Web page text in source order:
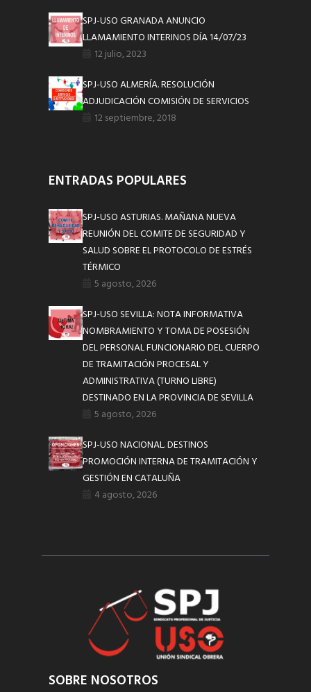
SPJ-USO GRANADA ANUNCIO
LLAMAMIENTO INTERINOS DÍA 14/07/23
12 julio, 2023
SPJ-USO ALMERÍA. RESOLUCIÓN
ADJUDICACIÓN COMISIÓN DE SERVICIOS
12 septiembre, 2018
ENTRADAS POPULARES
SPJ-USO ASTURIAS. MAÑANA NUEVA
REUNIÓN DEL COMITE DE SEGURIDAD Y
SALUD SOBRE EL PROTOCOLO DE ESTRÉS
TÉRMICO
5 agosto, 2026
SPJ-USO SEVILLA: NOTA INFORMATIVA
NOMBRAMIENTO Y TOMA DE POSESIÓN
DEL PERSONAL FUNCIONARIO DEL CUERPO
DE TRAMITACIÓN PROCESAL Y
ADMINISTRATIVA (TURNO LIBRE)
DESTINADO EN LA PROVINCIA DE SEVILLA
5 agosto, 2026
SPJ-USO NACIONAL. DESTINOS
PROMOCIÓN INTERNA DE TRAMITACIÓN Y
GESTIÓN EN CATALUÑA
4 agosto, 2026
SOBRE NOSOTROS